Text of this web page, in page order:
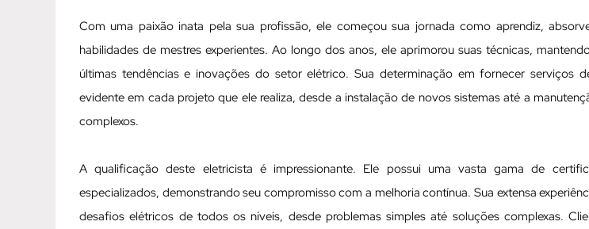
Com uma paixão inata pela sua profissão, ele começou sua jornada como aprendiz,
habilidades de mestres experientes. Ao longo dos anos, ele aprimorou suas técnicas,
últimas tendências e inovações do setor elétrico. Sua determinação em fornecer serviços
evidente em cada projeto que ele realiza, desde a instalação de novos sistemas até a
complexos.
A qualificação deste eletricista é impressionante. Ele possui uma vasta gama de
especializados, demonstrando seu compromisso com a melhoria contínua. Sua extensa
desafios elétricos de todos os níveis, desde problemas simples até soluções complexas.